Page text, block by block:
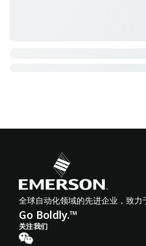
全球自动化领域的先进企业，致力
Go Boldly.™
关注我们